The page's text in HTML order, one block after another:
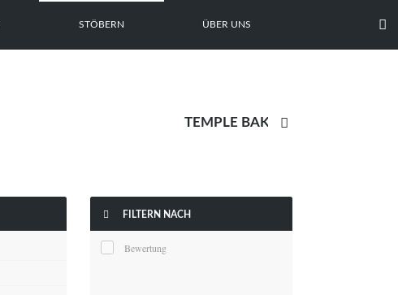
STÖBERN ÜBER UNS 

 FILTERN NACH
Bewertung